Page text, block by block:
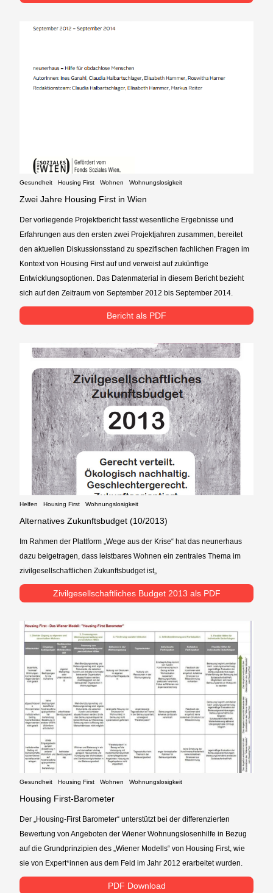
Gesundheit Housing First Wohnen Wohnungslosigkeit
Zwei Jahre Housing First in Wien
Der vorliegende Projektbericht fasst wesentliche Ergebnisse und
Erfahrungen aus den ersten zwei Projektjahren zusammen, bereitet
den aktuellen Diskussionsstand zu spezifischen fachlichen Fragen im
Kontext von Housing First auf und verweist auf zukünftige
Entwicklungsoptionen. Das Datenmaterial in diesem Bericht bezieht
sich auf den Zeitraum von September 2012 bis September 2014.
Bericht als PDF
Helfen Housing First Wohnungslosigkeit
Alternatives Zukunftsbudget (10/2013)
Im Rahmen der Plattform „Wege aus der Krise“ hat das neunerhaus
dazu beigetragen, dass leistbares Wohnen ein zentrales Thema im
zivilgesellschaftlichen Zukunftsbudget ist„
Zivilgesellschaftliches Budget 2013 als PDF
Gesundheit Housing First Wohnen Wohnungslosigkeit
Housing First-Barometer
Der „Housing-First Barometer“ unterstützt bei der differenzierten
Bewertung von Angeboten der Wiener Wohnungslosenhilfe in Bezug
auf die Grundprinzipien des „Wiener Modells“ von Housing First, wie
sie von Expert*innen aus dem Feld im Jahr 2012 erarbeitet wurden.
PDF Download